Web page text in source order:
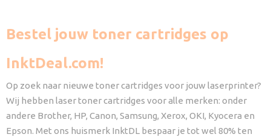
Bestel jouw toner cartridges op
InktDeal.com!
Op zoek naar nieuwe toner cartridges voor jouw laserprinter?
Wij hebben laser toner cartridges voor alle merken: onder
andere Brother, HP, Canon, Samsung, Xerox, OKI, Kyocera en
Epson. Met ons huismerk InktDL bespaar je tot wel 80% ten